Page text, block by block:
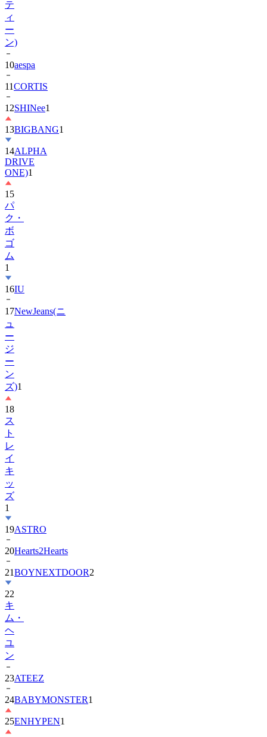
テ
ィ
ー
ン)
10aespa
11CORTIS
12SHINee1
13BIGBANG1
14ALPHA
DRIVE
ONE)1
15
パ
ク・
ボ
ゴ
ム
1
16IU
17NewJeans(ニ
ュ
ー
ジ
ー
ン
ズ)1
18
ス
ト
レ
イ
キ
ッ
ズ
1
19ASTRO
20Hearts2Hearts
21BOYNEXTDOOR2
22
キ
ム・
ヘ
ユ
ン
23ATEEZ
24BABYMONSTER1
25ENHYPEN1